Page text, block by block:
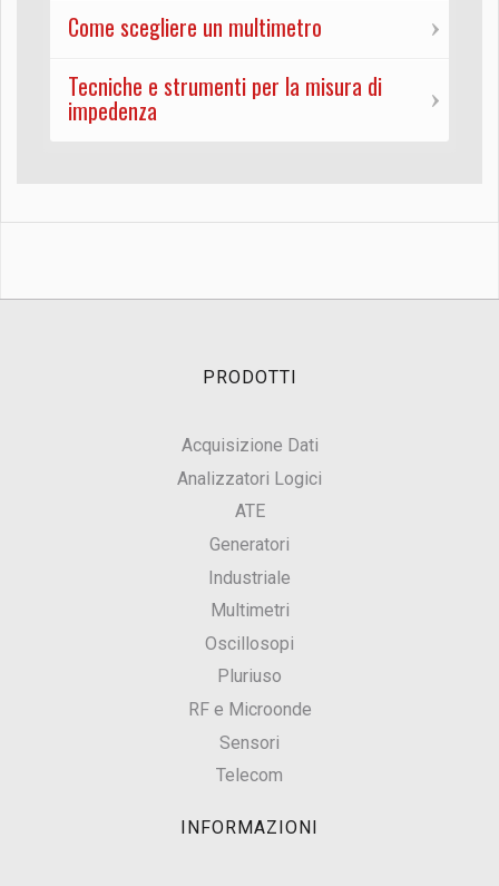
Come scegliere un multimetro
Tecniche e strumenti per la misura di
impedenza
PRODOTTI
Acquisizione Dati
Analizzatori Logici
ATE
Generatori
Industriale
Multimetri
Oscillosopi
Pluriuso
RF e Microonde
Sensori
Telecom
INFORMAZIONI